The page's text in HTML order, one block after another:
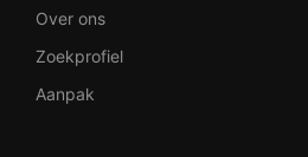
Over ons
Zoekprofiel
Aanpak